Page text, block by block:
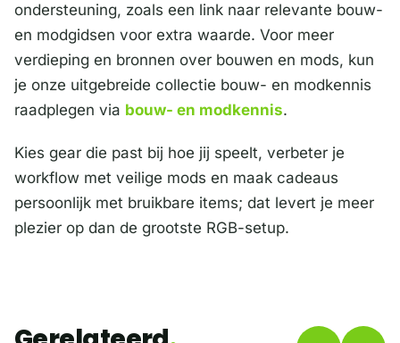
ondersteuning, zoals een link naar relevante bouw-
en modgidsen voor extra waarde. Voor meer
verdieping en bronnen over bouwen en mods, kun
je onze uitgebreide collectie bouw- en modkennis
raadplegen via bouw- en modkennis.
Kies gear die past bij hoe jij speelt, verbeter je
workflow met veilige mods en maak cadeaus
persoonlijk met bruikbare items; dat levert je meer
plezier op dan de grootste RGB-setup.